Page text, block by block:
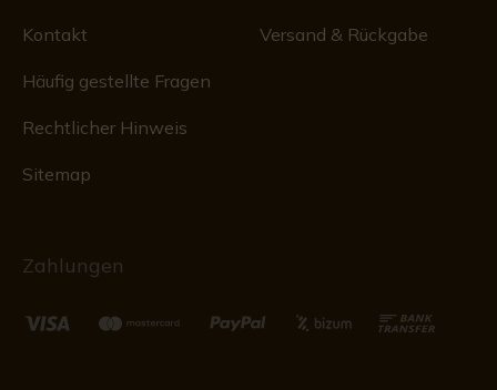
Kontakt
Häufig gestellte Fragen
Rechtlicher Hinweis
Sitemap
Versand & Rückgabe
Zahlungen